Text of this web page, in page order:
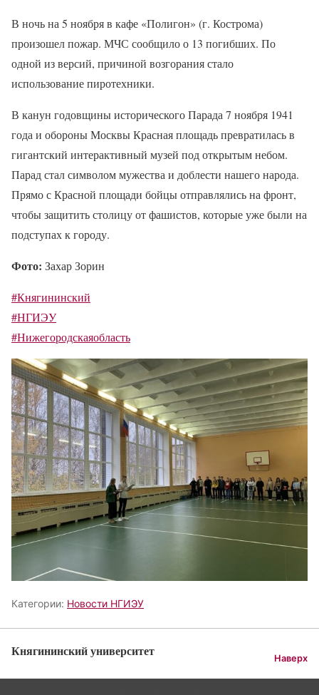
В ночь на 5 ноября в кафе «Полигон» (г. Кострома)
произошел пожар. МЧС сообщило о 13 погибших. По
одной из версий, причиной возгорания стало
использование пиротехники.
В канун годовщины исторического Парада 7 ноября 1941
года и обороны Москвы Красная площадь превратилась в
гигантский интерактивный музей под открытым небом.
Парад стал символом мужества и доблести нашего народа.
Прямо с Красной площади бойцы отправлялись на фронт,
чтобы защитить столицу от фашистов, которые уже были на
подступах к городу.
Фото: Захар Зорин
#Княгининский
#НГИЭУ
#Нижегородскаяобласть
Категории: Новости НГИЭУ
Княгининский университет Наверх